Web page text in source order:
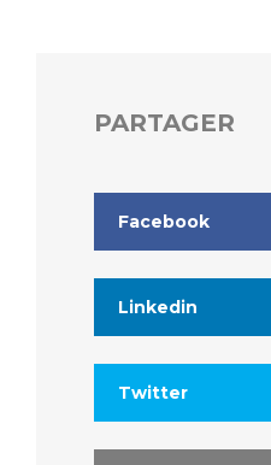
PARTAGER
Facebook
Linkedin
Twitter